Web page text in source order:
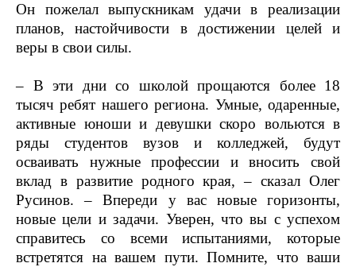
Он пожелал выпускникам удачи в реализации
планов, настойчивости в достижении целей и
веры в свои силы.
– В эти дни со школой прощаются более 18
тысяч ребят нашего региона. Умные, одаренные,
активные юноши и девушки скоро вольются в
ряды студентов вузов и колледжей, будут
осваивать нужные профессии и вносить свой
вклад в развитие родного края, – сказал Олег
Русинов. – Впереди у вас новые горизонты,
новые цели и задачи. Уверен, что вы с успехом
справитесь со всеми испытаниями, которые
встретятся на вашем пути. Помните, что ваши